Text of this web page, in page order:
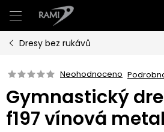
na
obsah
Dresy bez rukávů
Neohodnoceno
Gymnastický
f197 vínová